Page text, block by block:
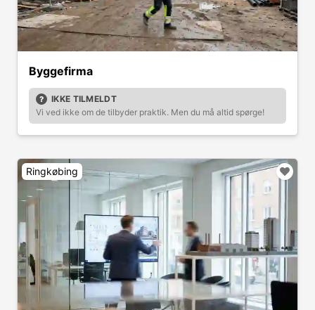
Byggefirma
IKKE TILMELDT
Vi ved ikke om de tilbyder praktik. Men du må altid spørge!
Ringkøbing